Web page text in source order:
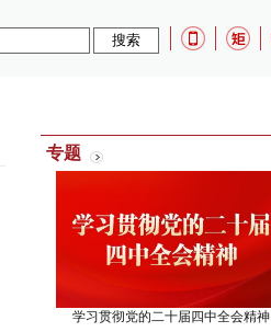
专题
学习贯彻党的二十届四中全会精神